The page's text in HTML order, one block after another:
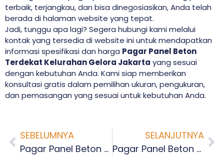
terbaik, terjangkau, dan bisa dinegosiasikan, Anda telah
berada di halaman website yang tepat.
Jadi, tunggu apa lagi? Segera hubungi kami melalui
kontak yang tersedia di website ini untuk mendapatkan
informasi spesifikasi dan harga Pagar Panel Beton
Terdekat Kelurahan Gelora Jakarta yang sesuai
dengan kebutuhan Anda. Kami siap memberikan
konsultasi gratis dalam pemilihan ukuran, pengukuran,
dan pemasangan yang sesuai untuk kebutuhan Anda.
SEBELUMNYA
Pagar Panel Beton Terdekat Bendungan Hilir Jakarta
SELANJUTNYA
Pagar Panel Beton Terdekat Kelurahan Kampung Bali Jakarta